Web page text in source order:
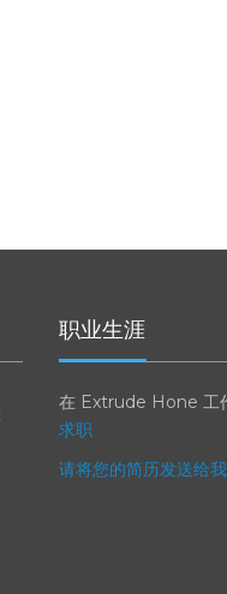
职业生涯
在 Extrude Hone 工作
求职